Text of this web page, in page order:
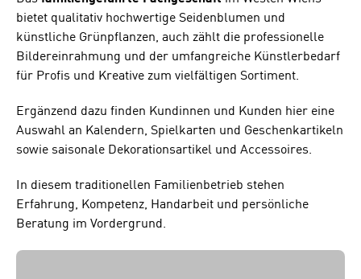
bietet qualitativ hochwertige Seidenblumen und
künstliche Grünpflanzen, auch zählt die professionelle
Bildereinrahmung und der umfangreiche Künstlerbedarf
für Profis und Kreative zum vielfältigen Sortiment.
Ergänzend dazu finden Kundinnen und Kunden hier eine
Auswahl an Kalendern, Spielkarten und Geschenkartikeln
sowie saisonale Dekorationsartikel und Accessoires.
In diesem traditionellen Familienbetrieb stehen
Erfahrung, Kompetenz, Handarbeit und persönliche
Beratung im Vordergrund.